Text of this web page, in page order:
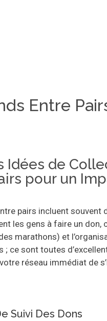
Entre
Idées de
pour un
pairs incluent souvent
les gens à faire un don,
marathons) et
; ce sont toutes
réseau immédiat de
Suivi Des Dons